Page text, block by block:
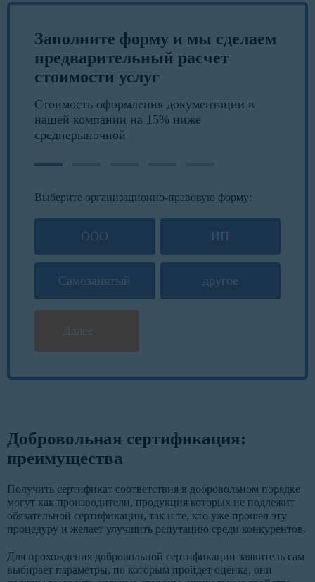
Заполните форму и мы сделаем
предварительный расчет
стоимости услуг
Стоимость оформления документации в
нашей компании на 15% ниже
среднерыночной
Выберите организационно-правовую форму:
ООО ИП
Самозанятый другое
Далее
Добровольная сертификация:
преимущества
Получить сертификат соответствия в добровольном порядке
могут как производители, продукция которых не подлежит
обязательной сертификации, так и те, кто уже прошел эту
процедуру и желает улучшить репутацию среди конкурентов.
Для прохождения добровольной сертификации заявитель сам
выбирает параметры, по которым пройдет оценка, они